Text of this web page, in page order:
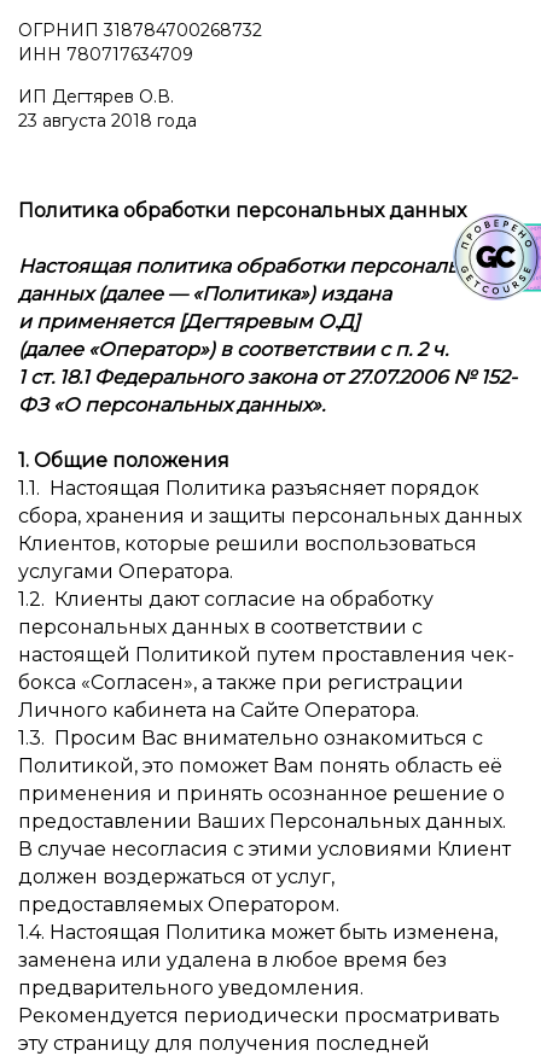
ОГРНИП318784700268732
ИНН 780717634709
ИП Дегтярев О.В.
23 августа 2018 года
Политика обработки персональных данных
Настоящая политика обработки персональных
данных (далее — «Политика») издана
и применяется [Дегтяревым О.Д]
(далее «Оператор») в соответствии с п. 2 ч.
1 ст. 18.1 Федерального закона от 27.07.2006 № 152-
ФЗ «О персональных данных».
1. Общие положения
1.1. Настоящая Политика разъясняет порядок
сбора, хранения и защиты персональных данных
Клиентов, которые решили воспользоваться
услугами Оператора.
1.2. Клиенты дают согласие на обработку
персональных данных в соответствии с
настоящей Политикой путем проставления чек-
бокса «Согласен», а также при регистрации
Личного кабинета на Сайте Оператора.
1.3. Просим Вас внимательно ознакомиться с
Политикой, это поможет Вам понять область её
применения и принять осознанное решение о
предоставлении Ваших Персональных данных.
В случае несогласия с этими условиями Клиент
должен воздержаться от услуг,
предоставляемых Оператором.
1.4. Настоящая Политика может быть изменена,
заменена или удалена в любое время без
предварительного уведомления.
Рекомендуется периодически просматривать
эту страницу для получения последней